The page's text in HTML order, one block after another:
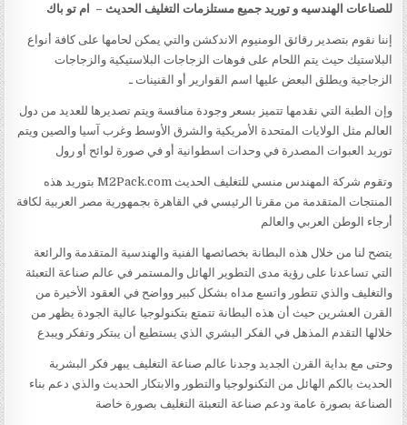
للصناعات الهندسيه و توريد جميع مستلزمات التغليف الحديث – ام تو باك
إننا نقوم بتصدير رقائق الومنيوم الاندكشن والتي يمكن لحامها على كافة أنواع
البلاستيك حيث يتم اللحام على فوهات الزجاجات البلاستيكية والزجاجات
الزجاجية ويطلق البعض عليها اسم القوارير أو القنينات ـ
وإن الطبة التي نقدمها تتميز بسعر وجودة منافسة ويتم تصديرها للعديد من دول
العالم مثل الولايات المتحدة الأمريكية والشرق الأوسط وغرب آسيا والصين ويتم
توريد العبوات المصدرة في وحدات اسطوانية أو في صورة لوائح أو رول
وتقوم شركة المهندس منسي للتغليف الحديث M2Pack.com بتوريد هذه
المنتجات المتقدمة من مقرنا الرئيسي في القاهرة بجمهورية مصر العربية لكافة
أرجاء الوطن العربي والعالم
يتضح لنا من خلال هذه البطانة بخصائصها الفنية والهندسية المتقدمة والرائعة
التي تساعدنا على رؤية مدى التطوير الهائل والمستمر في عالم صناعة التعبئة
والتغليف والذي تتطور واتسع مداه بشكل كبير وواضح في العقود الأخيرة من
القرن العشرين حيث أن هذه البطانة تتمتع بتكنولوجيا عالية الجودة يظهر من
خلالها التقدم المذهل في الفكر البشري الذي يستطيع أن يبتكر وتفكر ويبدع
وحتى مع بداية القرن الجديد وجدنا عالم صناعة التغليف يبهر فكر البشرية
الحديث بالكم الهائل من التكنولوجيا والتطور والابتكار الحديث والذي دعم بناء
الصناعة بصورة عامة ودعم صناعة التعبئة التغليف بصورة خاصة